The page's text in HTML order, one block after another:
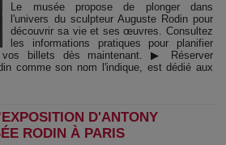
Le musée propose de plonger dans
l'univers du sculpteur Auguste Rodin pour
découvrir sa vie et ses œuvres. Consultez
les informations pratiques pour planifier
billets dès maintenant. ▶ Réserver
comme son nom l'indique, est dédié aux
D'ANTONY
RODIN À PARIS